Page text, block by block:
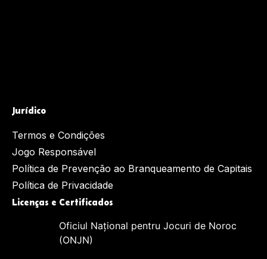
Jurídico
Termos e Condições
Jogo Responsável
Política de Prevenção ao Branqueamento de Capitais
Política de Privacidade
Licenças e Certificados
Oficiul Național pentru Jocuri de Noroc
(ONJN)